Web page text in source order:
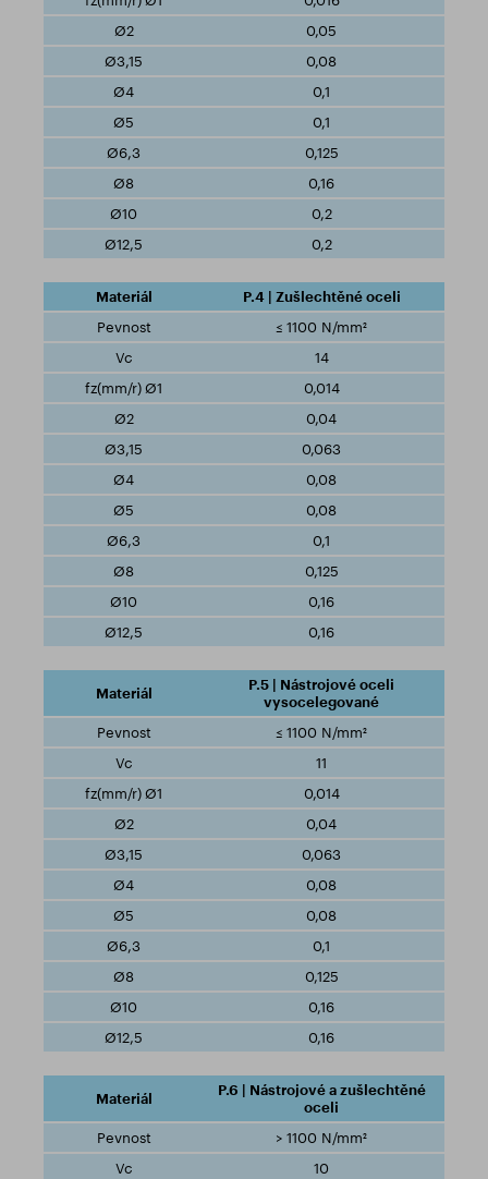
0,05
0,08
0,1
0,1
0,125
0,16
0,2
0,2
P.4 | Zušlechtěné oceli
≤ 1100 N/mm²
14
0,014
0,04
0,063
0,08
0,08
0,1
0,125
0,16
0,16
P.5 | Nástrojové oceli
vysocelegované
≤ 1100 N/mm²
11
0,014
0,04
0,063
0,08
0,08
0,1
0,125
0,16
0,16
P.6 | Nástrojové a zušlechtěné
oceli
> 1100 N/mm²
10